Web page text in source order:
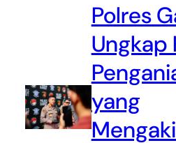
Polres
Ungkap
yang